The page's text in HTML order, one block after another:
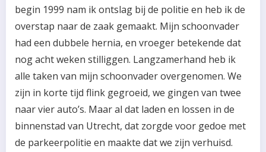
begin 1999 nam ik ontslag bij de politie en heb ik de
overstap naar de zaak gemaakt. Mijn schoonvader
had een dubbele hernia, en vroeger betekende dat
nog acht weken stilliggen. Langzamerhand heb ik
alle taken van mijn schoonvader overgenomen. We
zijn in korte tijd flink gegroeid, we gingen van twee
naar vier auto’s. Maar al dat laden en lossen in de
binnenstad van Utrecht, dat zorgde voor gedoe met
de parkeerpolitie en maakte dat we zijn verhuisd.